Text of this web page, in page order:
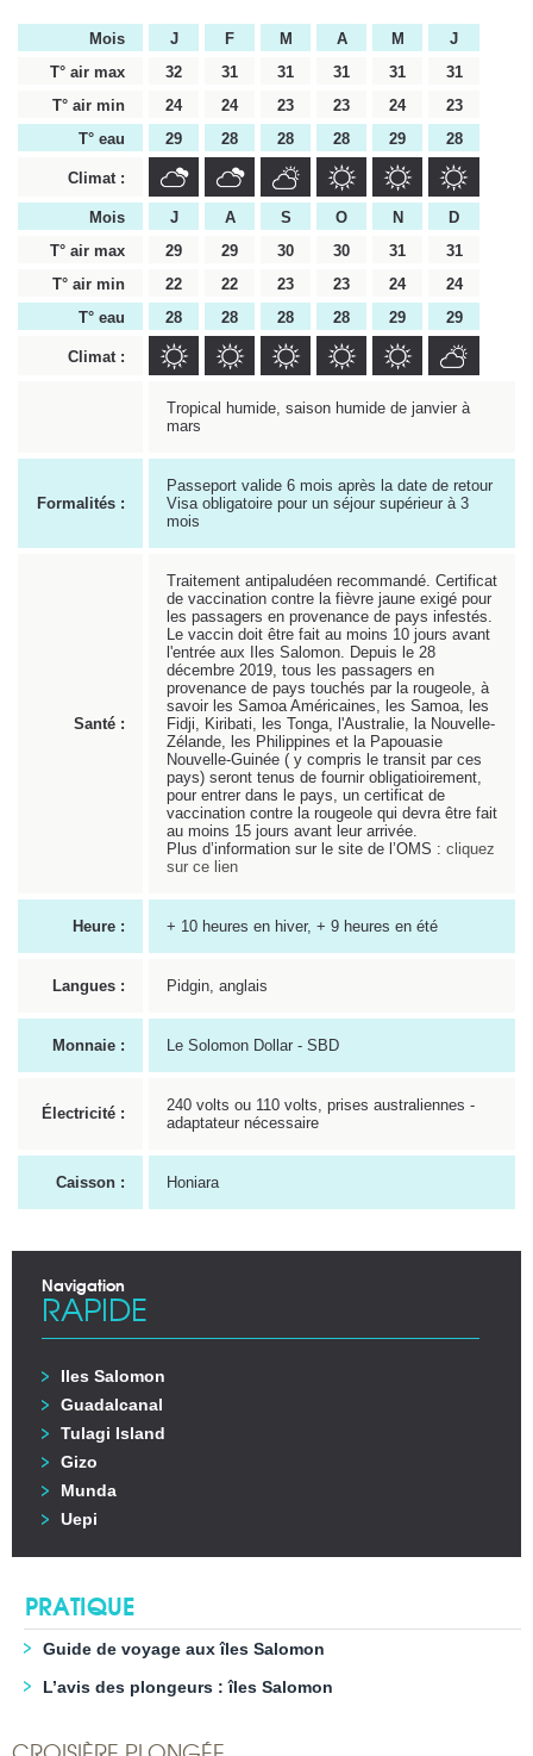
Mois J F M A M
J
T° air max
32 31 31 31 31
31
T° air min
24 24 23 23 24
23
T° eau
29 28 28 28 29 28
Climat :
Mois J A S O N
D
T° air max
29 29 30 30 31
31
T° air min
22 22 23 23 24
24
T° eau
28 28 28 28 29 29
Climat :
Tropical humide, saison humide de janvier à
mars
Formalités :
Passeport valide 6 mois après la date de retour
Visa obligatoire pour un séjour supérieur à 3
mois
Santé :
Traitement antipaludéen recommandé. Certificat
de vaccination contre la fièvre jaune exigé pour
les passagers en provenance de pays infestés.
Le vaccin doit être fait au moins 10 jours avant
l'entrée aux Iles Salomon. Depuis le 28
décembre 2019, tous les passagers en
provenance de pays touchés par la rougeole, à
savoir les Samoa Américaines, les Samoa, les
Fidji, Kiribati, les Tonga, l'Australie, la Nouvelle-
Zélande, les Philippines et la Papouasie
Nouvelle-Guinée ( y compris le transit par ces
pays) seront tenus de fournir obligatioirement,
pour entrer dans le pays, un certificat de
vaccination contre la rougeole qui devra être fait
au moins 15 jours avant leur arrivée.
Plus d’information sur le site de l’OMS : cliquez
sur ce lien
Heure : + 10 heures en hiver, + 9 heures en été
Langues : Pidgin, anglais
Monnaie : Le Solomon Dollar - SBD
Électricité :
240 volts ou 110 volts, prises australiennes -
adaptateur nécessaire
Caisson : Honiara
Navigation
RAPIDE
Iles Salomon
Guadalcanal
Tulagi Island
Gizo
Munda
Uepi
PRATIQUE
Guide de voyage aux îles Salomon
L’avis des plongeurs : îles Salomon